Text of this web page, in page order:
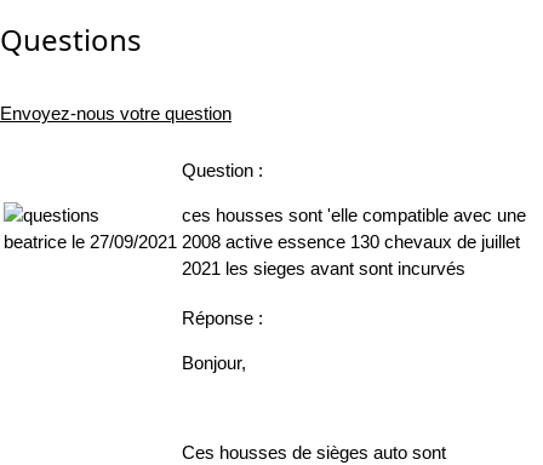
Questions
Envoyez-nous votre question
beatrice le 27/09/2021
Question :
ces housses sont 'elle compatible avec une
2008 active essence 130 chevaux de juillet
2021 les sieges avant sont incurvés
Réponse :
Bonjour,
Ces housses de sièges auto sont